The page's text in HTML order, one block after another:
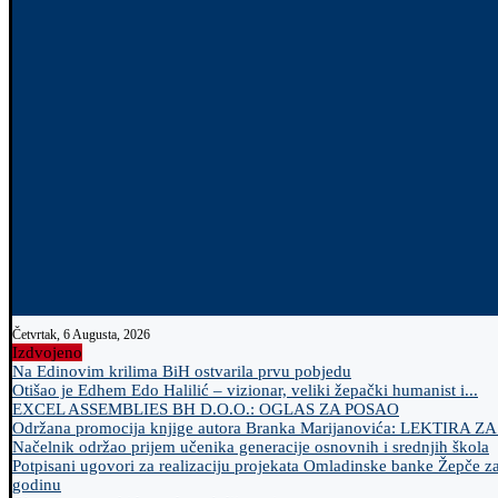
Četvrtak, 6 Augusta, 2026
Izdvojeno
Na Edinovim krilima BiH ostvarila prvu pobjedu
Otišao je Edhem Edo Halilić – vizionar, veliki žepački humanist i...
EXCEL ASSEMBLIES BH D.O.O.: OGLAS ZA POSAO
Održana promocija knjige autora Branka Marijanovića: LEKTIRA
Načelnik održao prijem učenika generacije osnovnih i srednjih škola
Potpisani ugovori za realizaciju projekata Omladinske banke Žepče
godinu